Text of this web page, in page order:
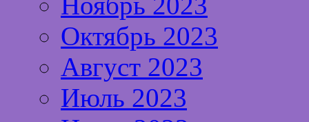
Октябрь 2023
Август 2023
Июль 2023